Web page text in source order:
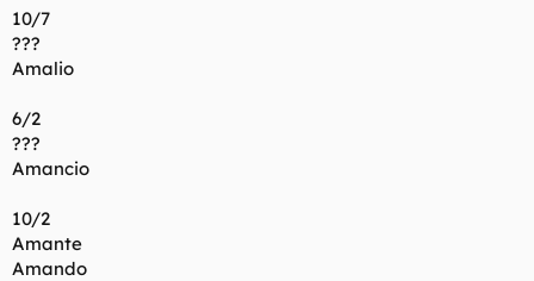
10/7
???
Amalio
6/2
???
Amancio
10/2
Amante
Amando